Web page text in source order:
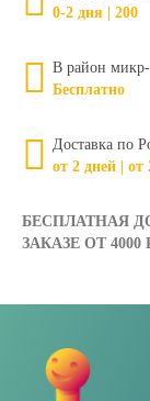
0-2 дня | 200
В район микр-
Бесплатно
Доставка по
от 2 дней | от
БЕСПЛАТНАЯ
ЗАКАЗЕ ОТ 4000